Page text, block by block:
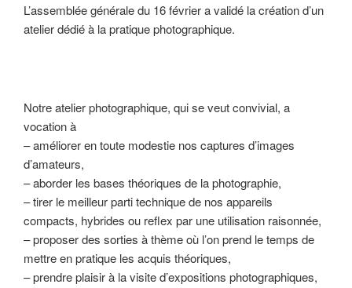
L’assemblée générale du 16 février a validé la création d’un
atelier dédié à la pratique photographique.
Notre atelier photographique, qui se veut convivial, a
vocation à
– améliorer en toute modestie nos captures d’images
d’amateurs,
– aborder les bases théoriques de la photographie,
– tirer le meilleur parti technique de nos appareils
compacts, hybrides ou reflex par une utilisation raisonnée,
– proposer des sorties à thème où l’on prend le temps de
mettre en pratique les acquis théoriques,
– prendre plaisir à la visite d’expositions photographiques,